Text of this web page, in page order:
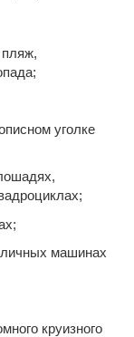
пляж,
уголке
личных машинах
круизного